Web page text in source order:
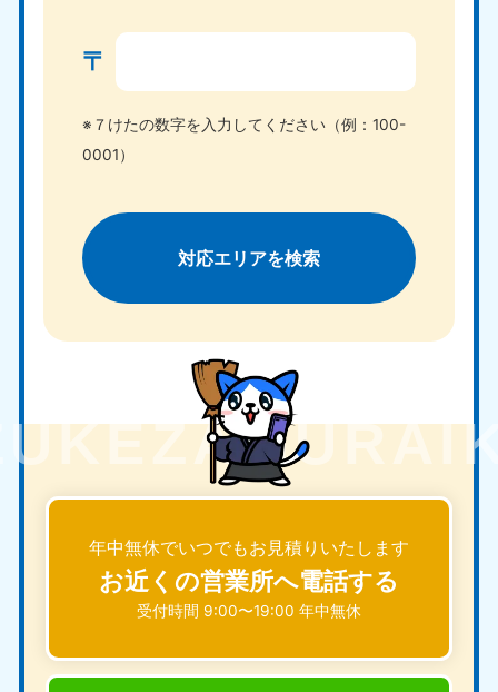
〒
※７けたの数字を入力してください（例：100-
0001）
対応エリアを検索
年中無休でいつでもお見積りいたします
お近くの営業所へ電話する
受付時間 9:00〜19:00 年中無休